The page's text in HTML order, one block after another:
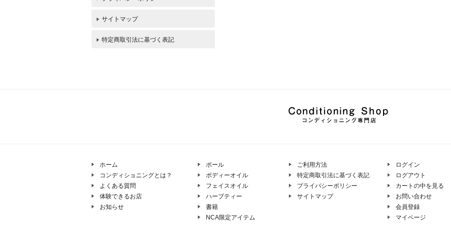
サイトマップ
特定商取引法に基づく表記
ホーム
コンディショニングとは？
よくある質問
体験できるお店
お知らせ
ポール
ボディーオイル
フェイスオイル
ハーブティー
書籍
NCA限定アイテム
ご利用方法
特定商取引法に基づく表記
プライバシーポリシー
サイトマップ
ログイン
ログアウト
カートの中を見る
お問い合わせ
会員登録
マイページ